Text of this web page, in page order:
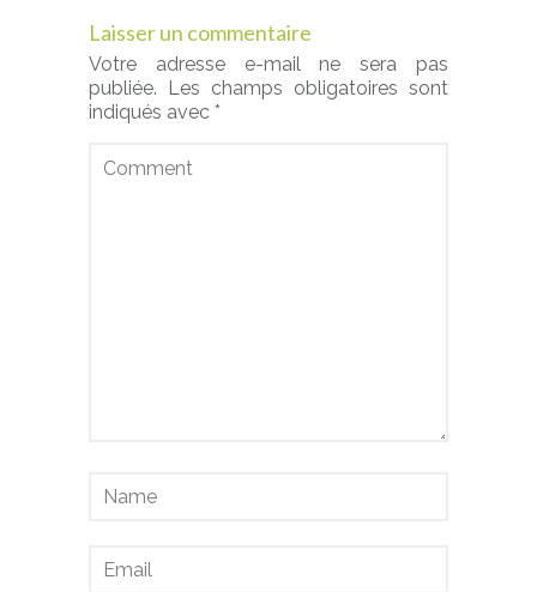
Laisser un commentaire
Votre adresse e-mail ne sera pas
publiée.
Les champs obligatoires sont
indiqués avec *